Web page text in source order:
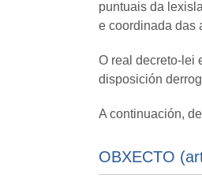
puntuais da
e coordinada das
O real decreto-lei
disposición
A continuación,
OBXECTO